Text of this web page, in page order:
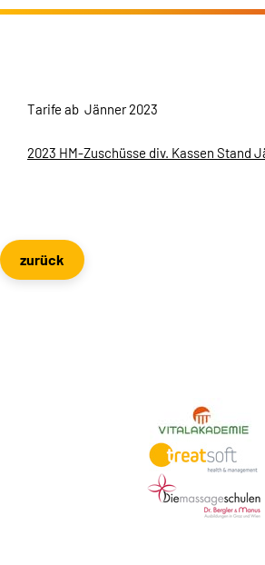
Tarife ab Jänner 2023
2023 HM-Zuschüsse div. Kassen Stand
zurück